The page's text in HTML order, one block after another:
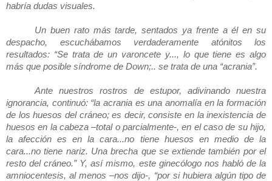
habría dudas visuales.
Un buen rato más tarde, sentados ya frente a él en su
despacho, escuchábamos verdaderamente atónitos los
resultados: “Se trata de un varoncete y..., lo que tiene es algo
más que posible síndrome de Down;.. se trata de una “acrania”.
Ante nuestros rostros de estupor, adivinando nuestra
ignorancia, continuó: “la acrania es una anomalía en la formación
de los huesos del cráneo; es decir, consiste en la inexistencia de
huesos en la cabeza –total o parcialmente-, en el caso de su hijo,
la afección es en la cara...no tiene huesos en medio de la
cara...no tiene nariz. Una brecha que se extiende también por el
resto del cráneo.” Y, así mismo, este ginecólogo nos habló de la
amniocentesis, al menos –nos dijo-, “por si hubiera algún tipo de